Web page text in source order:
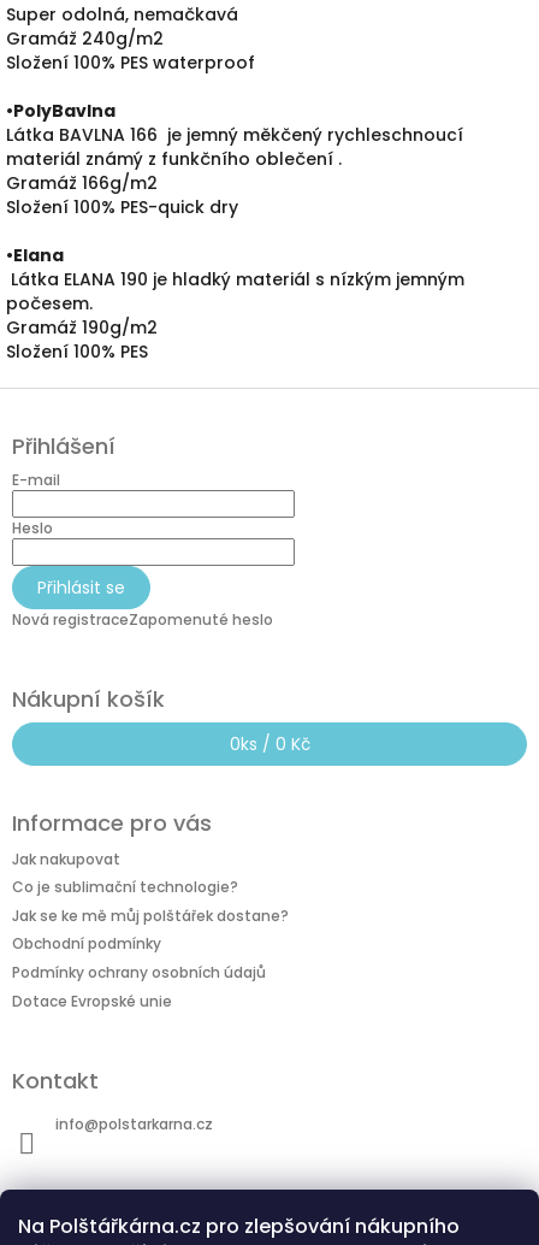
Na Polštářkárna.cz pro zlepšování nákupního
Super odolná, nemačkavá
Gramáž 240g/m2
Složení 100% PES waterproof
•PolyBavlna
Látka BAVLNA 166 je jemný měkčený rychleschnoucí
materiál známý z funkčního oblečení .
Gramáž 166g/m2
Složení 100% PES-quick dry
•Elana
Látka ELANA 190 je hladký materiál s nízkým jemným
počesem.
Gramáž 190g/m2
Složení 100% PES
Z
p
a
Přihlášení
E-mail
Heslo
Přihlásit se
Nová registraceZapomenuté heslo
Nákupní košík
0ks / 0 Kč
Informace pro vás
Jak nakupovat
Co je sublimační technologie?
Jak se ke mě můj polštářek dostane?
Obchodní podmínky
Podmínky ochrany osobních údajů
Dotace Evropské unie
Kontakt
info@polstarkarna.cz